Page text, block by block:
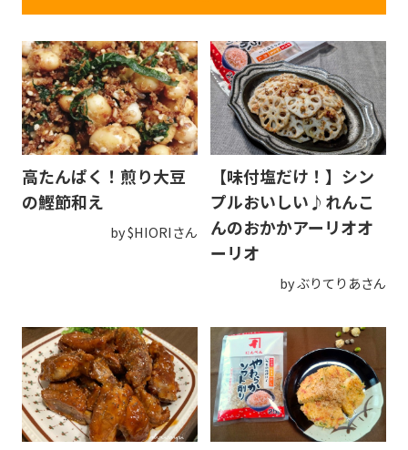
高たんぱく！煎り大豆
の鰹節和え
by $HIORIさん
【味付塩だけ！】シン
プルおいしい♪れんこ
んのおかかアーリオオ
ーリオ
by ぶりてりあさん